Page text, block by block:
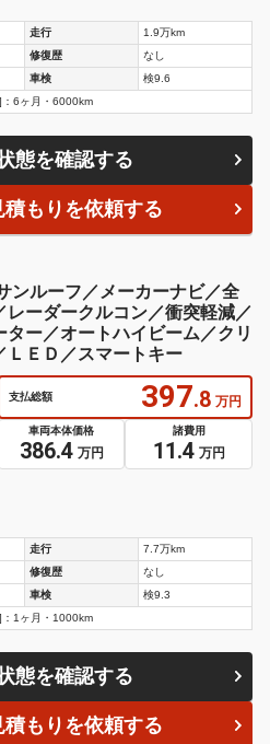
走行
1.9万km
修復歴
なし
車検
検9.6
6ヶ月・6000km
態を確認する
もりを依頼する
ルーフ／メーカーナビ／全
レーダークルコン／衝突軽減／
ー／オートハイビーム／クリ
ＬＥＤ／スマートキー
支払総額 397.8 万円
車両本体価格
386.4 万円
諸費用
11.4 万円
走行
7.7万km
修復歴
なし
車検
検9.3
1ヶ月・1000km
態を確認する
もりを依頼する